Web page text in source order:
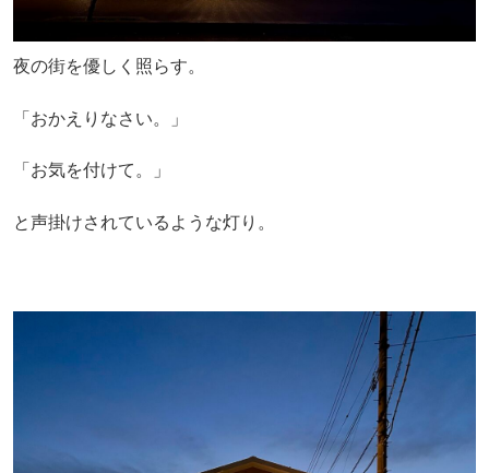
夜の街を優しく照らす。
「おかえりなさい。」
「お気を付けて。」
と声掛けされているような灯り。